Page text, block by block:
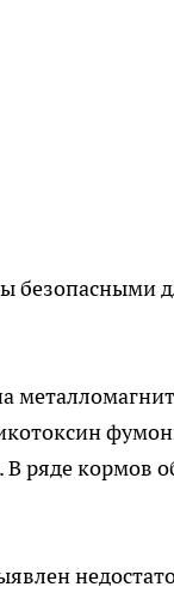
безопасными
ряде кормов